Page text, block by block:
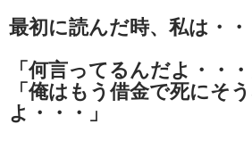
最初に読んだ時、私は・・
「何言ってるんだよ・・・
「俺はもう借金で死にそ
よ・・・」